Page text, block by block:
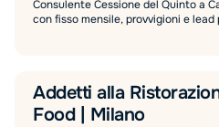
Consulente Cessione del Quinto a
con fisso mensile, provvigioni e lead
Addetti alla
Food | Milano